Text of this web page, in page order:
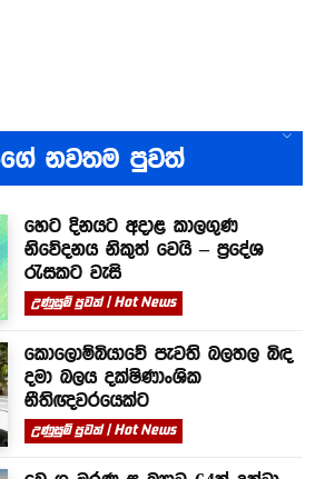
නවතම පුවත්
හෙට දිනයට අදාළ කාලගුණ
නිවේදනය නිකුත් වෙයි – ප්‍රදේශ
රැසකට වැසි
උණුසුම් පුවත් | Hot News
කොලොම්බියාවේ පැවති බලතල බිඳ
දමා බලය දක්ෂිණාංශික
නීතිඥවරයෙක්ට
උණුසුම් පුවත් | Hot News